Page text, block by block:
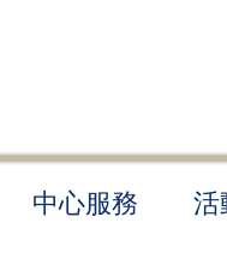
中心服務 活